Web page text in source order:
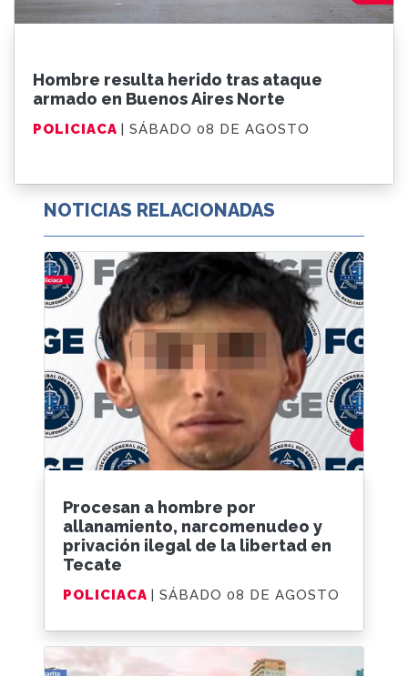
Hombre resulta herido tras ataque
armado en Buenos Aires Norte
POLICIACA | SÁBADO 08 DE AGOSTO
NOTICIAS RELACIONADAS
Procesan a hombre por
allanamiento, narcomenudeo y
privación ilegal de la libertad en
Tecate
POLICIACA | SÁBADO 08 DE AGOSTO